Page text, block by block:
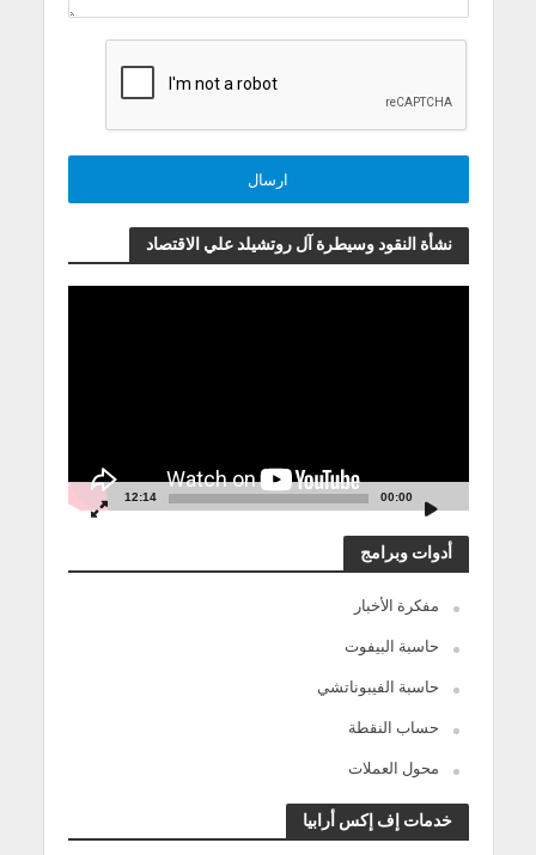
نشأة النقود وسيطرة آل روتشيلد علي الاقتصاد
00:00
12:14
أدوات وبرامج
مفكرة الأخبار
حاسبة البيفوت
حاسبة الفيبوناتشي
حساب النقطة
محول العملات
خدمات إف إكس أرابيا